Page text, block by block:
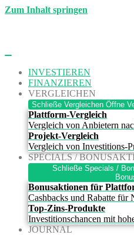
Zum Inhalt springen
INVESTIEREN
FINANZIEREN
VERGLEICHEN
Schließe Vergleichen Öffne
Plattform-Vergleich
Vergleich von Anbietern
Projekt-Vergleich
Vergleich von Investitions-
SPECIALS /
Schließe Specials /
Bonusaktionen für
Cashbacks und Rabatte für
Top-Zins-Produkte
Investitionschancen mit
JOURNAL